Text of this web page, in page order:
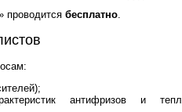
проводится бесплатно.
антифризов и